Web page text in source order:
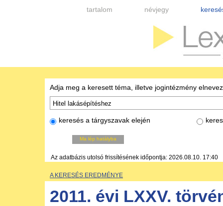
tartalom névjegy
Adja meg a keresett téma, illetve jogintézmény
keresés a tárgyszavak elején
Ma lép hatályba
Az adatbázis utolsó frissítésének időpontja: 2026.08.10. 17:40
A KERESÉS EREDMÉNYE
2011. évi LXXV.